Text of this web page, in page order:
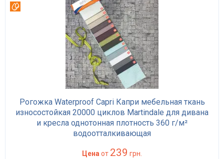
Рогожка Waterproof Capri Капри мебельная ткань
износостойкая 20000 циклов Martindale для дивана
и кресла однотонная плотность 360 г/м²
водоотталкивающая
Цена от 239 грн.